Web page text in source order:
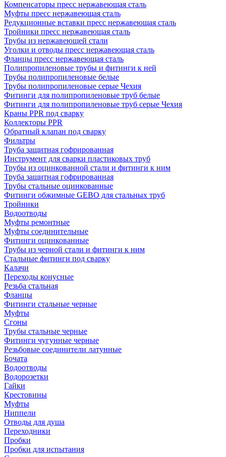
Компенсаторы пресс нержавеющая сталь
Муфты пресс нержавеющая сталь
Редукционные вставки пресс нержавеющая сталь
Тройники пресс нержавеющая сталь
Трубы из нержавеющей стали
Уголки и отводы пресс нержавеющая сталь
Фланцы пресс нержавеющая сталь
Полипропиленовые трубы и фитинги к ней
Трубы полипропиленовые белые
Трубы полипропиленовые серые Чехия
Фитинги для полипропиленовые труб белые
Фитинги для полипропиленовые труб серые Чехия
Краны PPR под сварку
Коллекторы PPR
Обратный клапан под сварку
Фильтры
Труба защитная гофрированная
Инструмент для сварки пластиковых труб
Трубы из оцинкованной стали и фитинги к ним
Труба защитная гофрированная
Трубы стальные оцинкованные
Фитинги обжимные GEBO для стальных труб
Тройники
Водоотводы
Муфты ремонтные
Муфты соединительные
Фитинги оцинкованные
Трубы из черной стали и фитинги к ним
Стальные фитинги под сварку
Калачи
Переходы конусные
Резьба стальная
Фланцы
Фитинги стальные черные
Муфты
Сгоны
Трубы стальные черные
Фитинги чугунные черные
Резьбовые соединители латунные
Бочата
Водоотводы
Водорозетки
Гайки
Крестовины
Муфты
Ниппели
Отводы для душа
Переходники
Пробки
Пробки для испытания